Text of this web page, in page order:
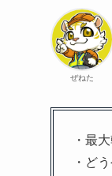
ぜねた
・最
・ど